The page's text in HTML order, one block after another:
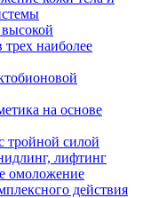
наиболее
на основе
тройной силой
лифтинг
омоложение
действия